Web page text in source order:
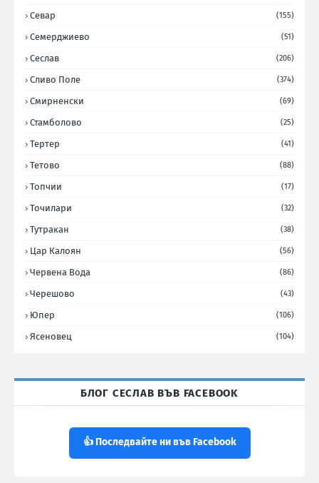
Севар (155)
Семерджиево (51)
Сеслав (206)
Сливо Поле (374)
Смирненски (69)
Стамболово (25)
Тертер (41)
Тетово (88)
Топчии (17)
Точилари (32)
Тутракан (38)
Цар Калоян (56)
Червена Вода (86)
Черешово (43)
Юпер (106)
Ясеновец (104)
БЛОГ СЕСЛАВ ВЪВ FACEBOOK
👍 Последвайте ни във Facebook